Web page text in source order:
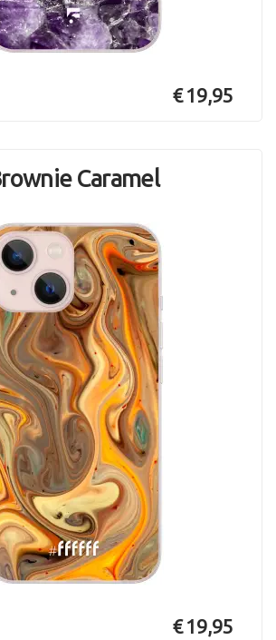
€ 19,95
Caramel
€ 19,95